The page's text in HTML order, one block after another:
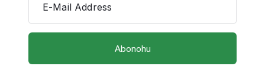
E-Mail Address